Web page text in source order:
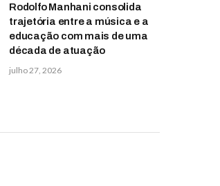
Rodolfo Manhani consolida
trajetória entre a música e a
educação com mais de uma
década de atuação
julho 27, 2026